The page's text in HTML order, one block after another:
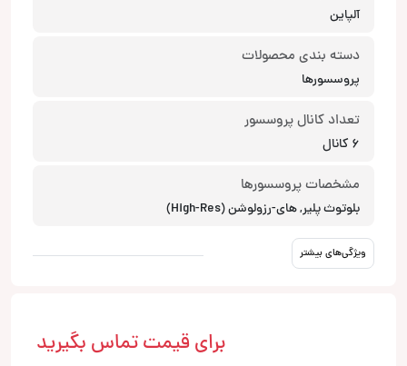
آلپاین
دسته بندی محصولات
پروسسورها
تعداد کانال‌ پروسسور
6 کانال
مشخصات پروسسورها
بلوتوث پلیر, های-رزولوشن (High-Res)
ویژگی‌های بیشتر
برای قیمت تماس بگیرید